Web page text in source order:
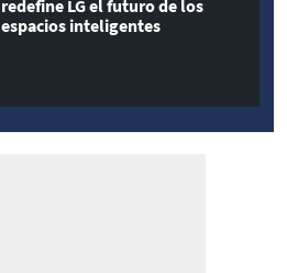
redefine LG el futuro de los
espacios inteligentes